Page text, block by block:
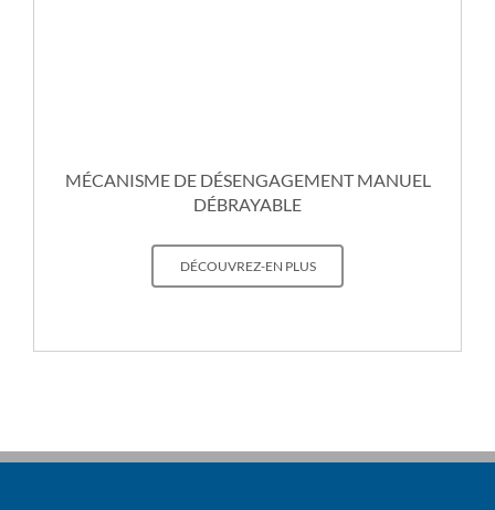
MÉCANISME DE DÉSENGAGEMENT MANUEL
DÉBRAYABLE
DÉCOUVREZ-EN PLUS